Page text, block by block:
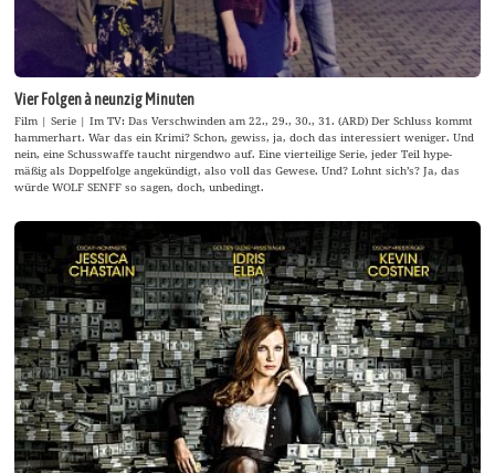
Vier Folgen à neunzig Minuten
Film | Serie | Im TV: Das Verschwinden am 22., 29., 30., 31. (ARD) Der Schluss kommt
hammerhart. War das ein Krimi? Schon, gewiss, ja, doch das interessiert weniger. Und
nein, eine Schusswaffe taucht nirgendwo auf. Eine vierteilige Serie, jeder Teil hype-
mäßig als Doppelfolge angekündigt, also voll das Gewese. Und? Lohnt sich’s? Ja, das
würde WOLF SENFF so sagen, doch, unbedingt.